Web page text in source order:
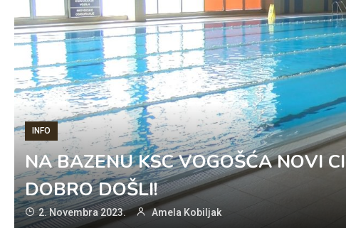
INFO
NA BAZENU KSC VOGOŠĆA NOVI
DOBRO DOŠLI!
2. Novembra 2023. Amela Kobiljak